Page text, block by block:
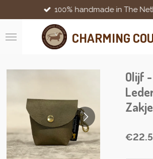
to
main
content
CHARMING
100% handmade in The
Olijf